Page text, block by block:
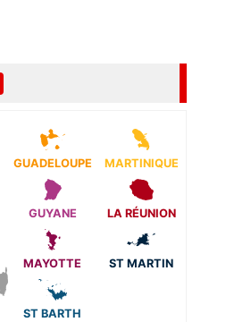
GUADELOUPE MARTINIQUE
GUYANE LA RÉUNION
MAYOTTE ST MARTIN
ST BARTH